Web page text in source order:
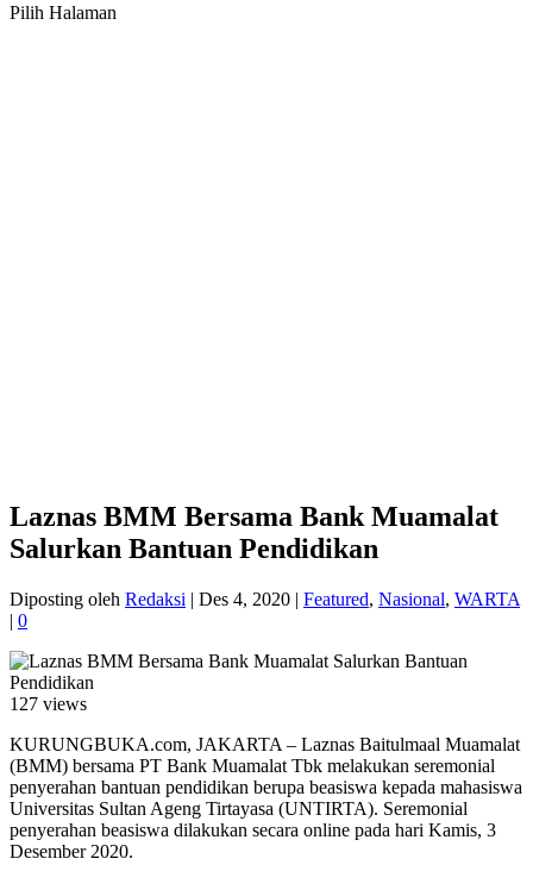
Pilih Halaman
Laznas BMM Bersama Bank Muamalat
Salurkan Bantuan Pendidikan
Diposting oleh Redaksi | Des 4, 2020 | Featured, Nasional, WARTA
| 0
127 views
KURUNGBUKA.com, JAKARTA – Laznas Baitulmaal Muamalat
(BMM) bersama PT Bank Muamalat Tbk melakukan seremonial
penyerahan bantuan pendidikan berupa beasiswa kepada mahasiswa
Universitas Sultan Ageng Tirtayasa (UNTIRTA). Seremonial
penyerahan beasiswa dilakukan secara online pada hari Kamis, 3
Desember 2020.